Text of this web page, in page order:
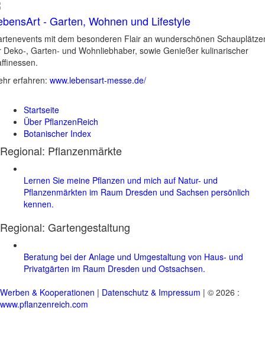
- Garten, Wohnen und Lifestyle
mit dem besonderen Flair an wunderschönen
Deko-, Garten- und Wohnliebhaber, sowie Genießer kulinarischer
erfahren: www.lebensart-messe.de/
Startseite
Über PflanzenReich
Botanischer Index
Regional: Pflanzenmärkte
Lernen Sie meine Pflanzen und mich auf Natur- und
Pflanzenmärkten im Raum Dresden und Sachsen persönlich
kennen.
Regional: Gartengestaltung
Beratung bei der Anlage und Umgestaltung von Haus- und
Privatgärten im Raum Dresden und Ostsachsen.
Werben & Kooperationen | Datenschutz & Impressum | © 2026 :
www.pflanzenreich.com